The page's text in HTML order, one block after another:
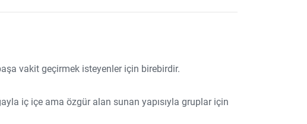
vakit geçirmek isteyenler için birebirdir.
iç içe ama özgür alan sunan yapısıyla gruplar için